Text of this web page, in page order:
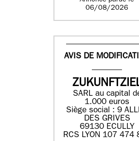
06/08/2026
AVIS DE
SARL au capital
1.000 euros
Siège social : 9
DES GRIVES
69130 ECULLY
RCS LYON 107 474